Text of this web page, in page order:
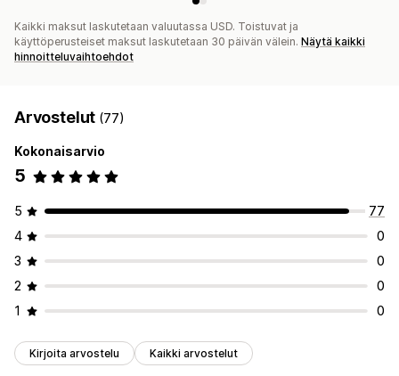
Kaikki maksut laskutetaan valuutassa USD. Toistuvat ja
käyttöperusteiset maksut laskutetaan 30 päivän välein. Näytä kaikki
hinnoitteluvaihtoehdot
Arvostelut (77)
Kokonaisarvio
5
5
77
4
0
3
0
2
0
1
0
Kirjoita arvostelu Kaikki arvostelut